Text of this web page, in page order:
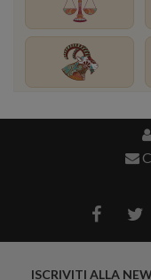
ISCRIVITI ALLA